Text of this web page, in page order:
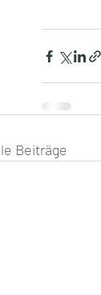
Beiträge